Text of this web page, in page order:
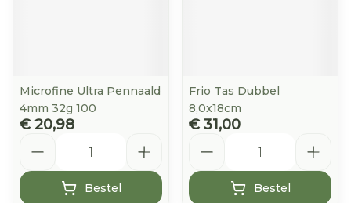
Microfine Ultra Pennaald
4mm 32g 100
€ 20,98
Bestel
Frio Tas Dubbel
8,0x18cm
€ 31,00
Bestel